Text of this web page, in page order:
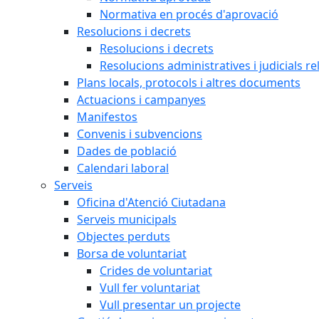
Normativa en procés d'aprovació
Resolucions i decrets
Resolucions i decrets
Resolucions administratives i judicials
Plans locals, protocols i altres documents
Actuacions i campanyes
Manifestos
Convenis i subvencions
Dades de població
Calendari laboral
Serveis
Oficina d'Atenció Ciutadana
Serveis municipals
Objectes perduts
Borsa de voluntariat
Crides de voluntariat
Vull fer voluntariat
Vull presentar un projecte